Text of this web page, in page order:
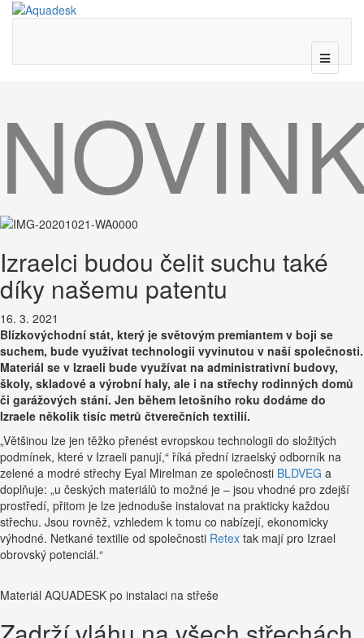
Izraelci budou čelit suchu také
díky našemu patentu
16. 3. 2021
Blízkovýchodní stát, který je světovým premiantem v boji se
suchem, bude využívat technologii vyvinutou v naší společnosti.
Materiál se v Izraeli bude využívat na administrativní budovy,
školy, skladové a výrobní haly, ale i na střechy rodinných domů
či garážových stání. Jen během letošního roku dodáme do
Izraele několik tisíc metrů čtverečních textilií.
„Většinou lze jen těžko přenést evropskou technologii do složitých
podmínek, které v Izraeli panují,“ říká přední izraelský odborník na
zelené a modré střechy Eyal Mirelman ze společnosti BLDVEG a
doplňuje: „u českých materiálů to možné je – jsou vhodné pro zdejší
prostředí, přitom je lze jednoduše instalovat na prakticky každou
střechu. Jsou rovněž, vzhledem k tomu co nabízejí, ekonomicky
výhodné. Netkané textilie od společnosti Retex tak mají pro Izrael
obrovský potenciál.“
Materiál AQUADESK po instalaci na střeše